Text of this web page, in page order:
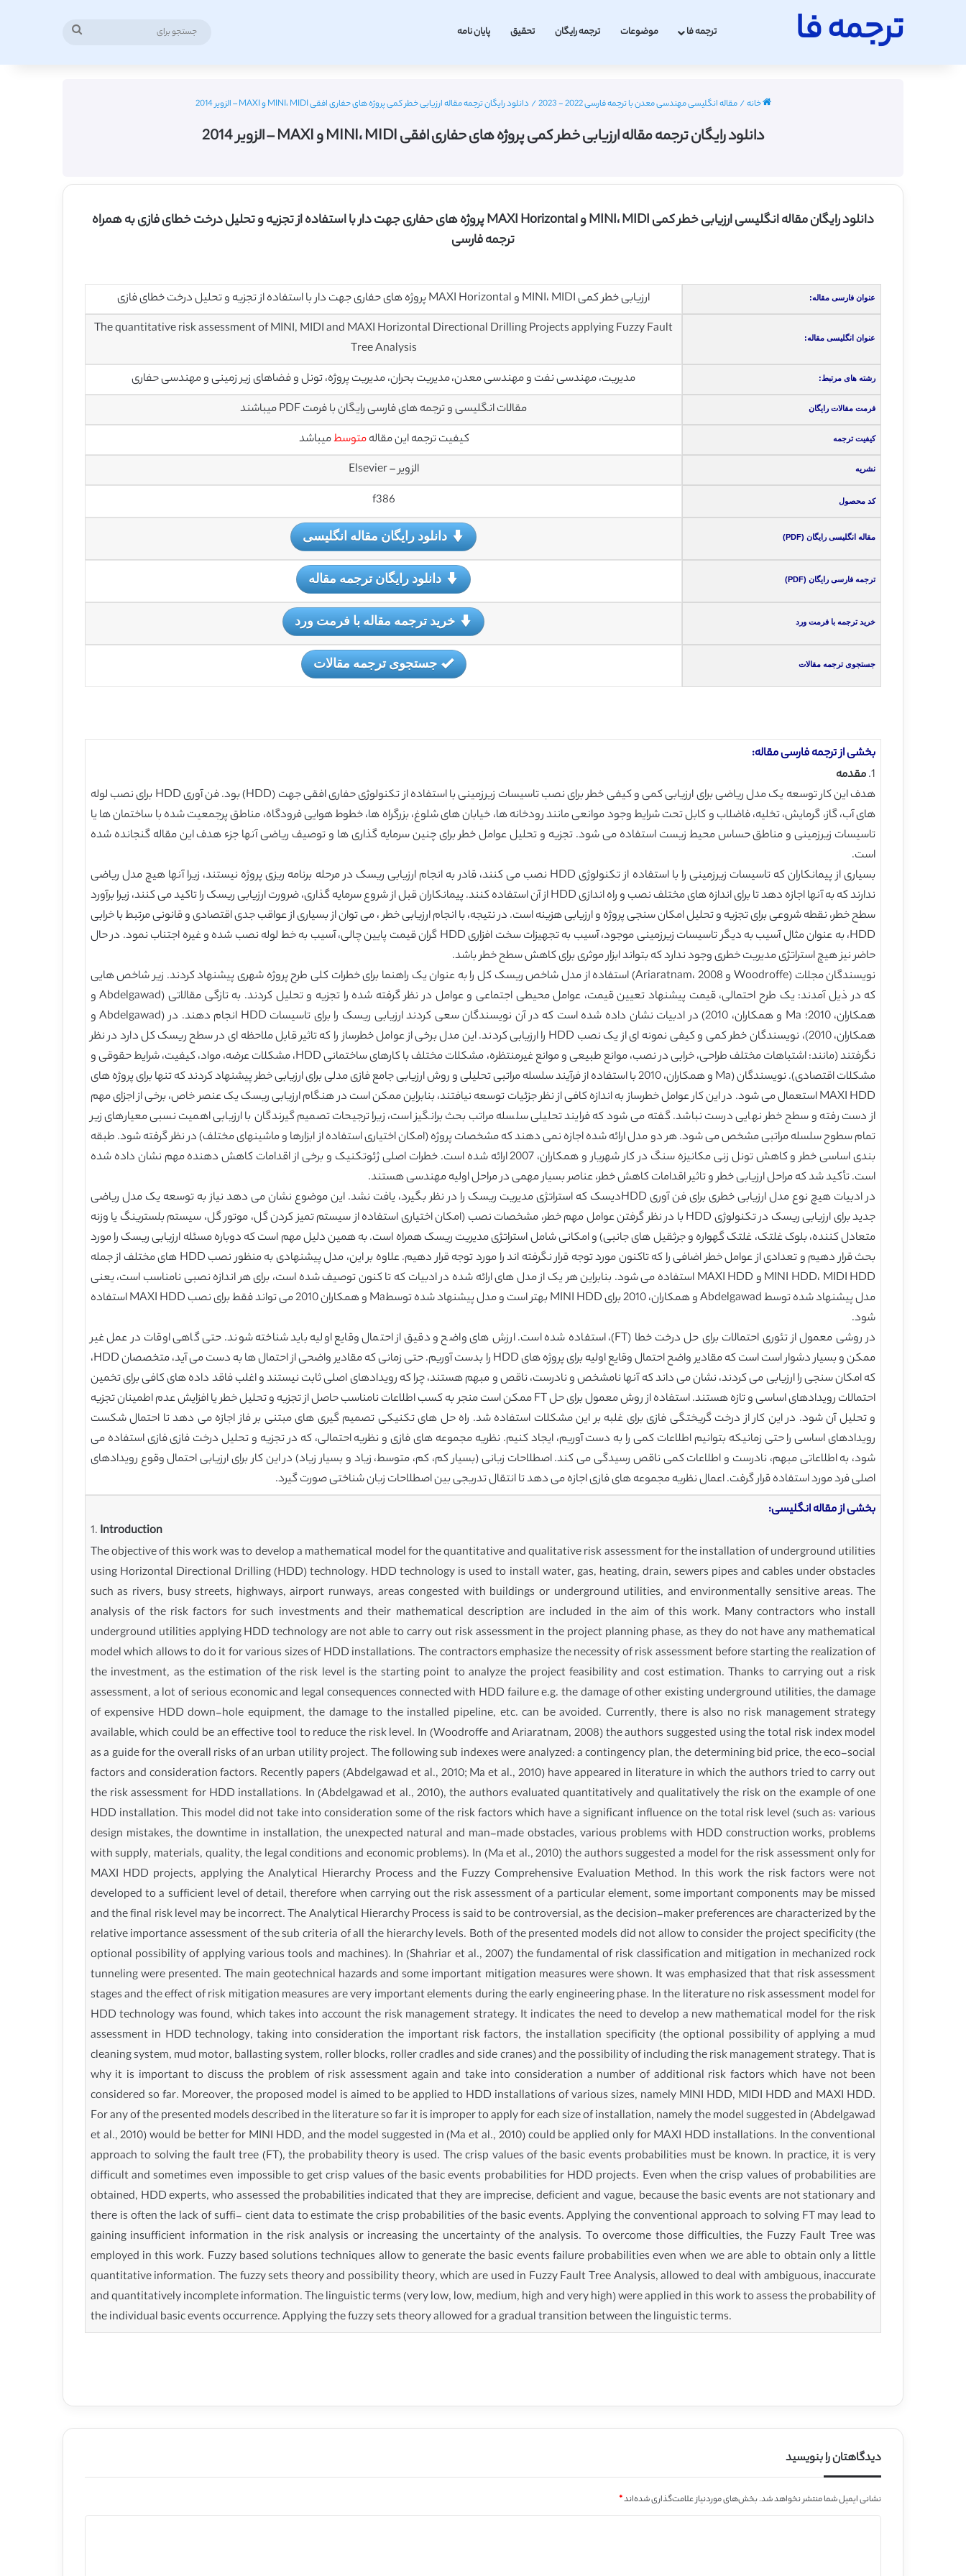
ترجمه فا ترجمه فا موضوعات ترجمه رایگان تحقیق پایان نامه
خانه/مقاله انگلیسی مهندسی معدن با ترجمه فارسی 2022 - 2023 / دانلود رایگان ترجمه مقاله ارزیابی خطر کمی پروژه های حفاری افقی MINI، MIDI و MAXI – الزویر 2014
دانلود رایگان ترجمه مقاله ارزیابی خطر کمی پروژه های حفاری افقی MINI، MIDI و MAXI – الزویر 2014
دانلود رایگان مقاله انگلیسی ارزیابی خطر کمی MINI، MIDI و MAXI Horizontal پروژه های حفاری جهت دار با استفاده از تجزیه و تحلیل درخت خطای فازی به همراه
ترجمه فارسی
عنوان فارسی مقاله: ارزیابی خطر کمی MINI، MIDI و MAXI Horizontal پروژه های حفاری جهت دار با استفاده از تجزیه و تحلیل درخت خطای فازی
عنوان انگلیسی مقاله:
The quantitative risk assessment of MINI, MIDI and MAXI Horizontal Directional Drilling Projects applying Fuzzy Fault
Tree Analysis
رشته های مرتبط: مدیریت، مهندسی نفت و مهندسی معدن، مدیریت بحران، مدیریت پروژه، تونل و فضاهای زیر زمینی و مهندسی حفاری
فرمت مقالات رایگان مقالات انگلیسی و ترجمه های فارسی رایگان با فرمت PDF میباشند
کیفیت ترجمه کیفیت ترجمه این مقالهمتوسطمیباشد
نشریه الزویر – Elsevier
کد محصول f386
مقاله انگلیسی رایگان (PDF) دانلود رایگان مقاله انگلیسی
ترجمه فارسی رایگان (PDF) دانلود رایگان ترجمه مقاله
خرید ترجمه با فرمت ورد خرید ترجمه مقاله با فرمت ورد
جستجوی ترجمه مقالات جستجوی ترجمه مقالات
بخشی از ترجمه فارسی مقاله:
1. مقدمه
هدف این کار توسعه یک مدل ریاضی برای ارزیابی کمی و کیفی خطر برای نصب تاسیسات زیرزمینی با استفاده از تکنولوژی حفاری افقی جهت (HDD) بود. فن آوری HDD برای نصب لوله
های آب، گاز، گرمایش، تخلیه، فاضلاب و کابل تحت شرایط وجود موانعی مانند رودخانه ها، خیابان های شلوغ، بزرگراه ها، خطوط هوایی فرودگاه، مناطق پرجمعیت شده با ساختمان ها یا
تاسیسات زیرزمینی و مناطق حساس محیط زیست استفاده می شود. تجزیه و تحلیل عوامل خطر برای چنین سرمایه گذاری ها و توصیف ریاضی آنها جزء هدف این مقاله گنجانده شده
است.
بسیاری از پیمانکاران که تاسیسات زیرزمینی را با استفاده از تکنولوژی HDD نصب می کنند، قادر به انجام ارزیابی ریسک در مرحله برنامه ریزی پروژه نیستند، زیرا آنها هیچ مدل ریاضی
ندارند که به آنها اجازه دهد تا برای اندازه های مختلف نصب و راه اندازی HDD از آن استفاده کنند. پیمانکاران قبل از شروع سرمایه گذاری، ضرورت ارزیابی ریسک را تاکید می کنند، زیرا برآورد
سطح خطر، نقطه شروعی برای تجزیه و تحلیل امکان سنجی پروژه و ارزیابی هزینه است. در نتیجه، با انجام ارزیابی خطر ، می توان از بسیاری از عواقب جدی اقتصادی و قانونی مرتبط با خرابی
HDD، به عنوان مثال آسیب به دیگر تاسیسات زیرزمینی موجود، آسیب به تجهیزات سخت افزاری HDD گران قیمت پایین چالی، آسیب به خط لوله نصب شده و غیره اجتناب نمود. در حال
حاضر نیز هیچ استراتژی مدیریت خطری وجود ندارد که بتواند ابزار موثری برای کاهش سطح خطر باشد.
نویسندگان مجلات (Woodroffe و Ariaratnam، 2008) استفاده از مدل شاخص ریسک کل را به عنوان یک راهنما برای خطرات کلی طرح پروژه شهری پیشنهاد کردند. زیر شاخص هایی
که در ذیل آمدند: یک طرح احتمالی، قیمت پیشنهاد تعیین قیمت، عوامل محیطی اجتماعی و عوامل در نظر گرفته شده را تجزیه و تحلیل کردند. به تازگی مقالاتی (Abdelgawad و
همکاران، 2010؛ Ma و همکاران، 2010) در ادبیات نشان داده شده است که در آن نویسندگان سعی کردند ارزیابی ریسک را برای تاسیسات HDD انجام دهند. در (Abdelgawad و
همکاران، 2010)، نویسندگان خطر کمی و کیفی نمونه ای از یک نصب HDD را ارزیابی کردند. این مدل برخی از عوامل خطرساز را که تاثیر قابل ملاحظه ای در سطح ریسک کل دارد در نظر
نگرفتند (مانند: اشتباهات مختلف طراحی، خرابی در نصب، موانع طبیعی و موانع غیرمنتظره، مشکلات مختلف با کارهای ساختمانی HDD، مشکلات عرضه، مواد، کیفیت، شرایط حقوقی و
مشکلات اقتصادی). نویسندگان (Ma و همکاران، 2010 با استفاده از فرآیند سلسله مراتبی تحلیلی و روش ارزیابی جامع فازی مدلی برای ارزیابی خطر پیشنهاد کردند که تنها برای پروژه های
MAXI HDD استعمال می شود. در این کار عوامل خطرساز به اندازه کافی از نظر جزئیات توسعه نیافتند، بنابراین ممکن است در هنگام ارزیابی ریسک یک عنصر خاص، برخی از اجزای مهم
از دست رفته و سطح خطر نهایی درست نباشد. گفته می شود که فرایند تحلیلی سلسله مراتب بحث برانگیز است، زیرا ترجیحات تصمیم گیرندگان با ارزیابی اهمیت نسبی معیارهای زیر
تمام سطوح سلسله مراتبی مشخص می شود. هر دو مدل ارائه شده اجازه نمی دهند که مشخصات پروژه (امکان اختیاری استفاده از ابزارها و ماشینهای مختلف) در نظر گرفته شود. طبقه
بندی اساسی خطر و کاهش تونل زنی مکانیزه سنگ در کار شهریار و همکاران، 2007 ارائه شده است. خطرات اصلی ژئوتکنیک و برخی از اقدامات کاهش دهنده مهم نشان داده شده
است. تأکید شد که مراحل ارزیابی خطر و تاثیر اقدامات کاهش خطر، عناصر بسیار مهمی در مراحل اولیه مهندسی هستند.
در ادبیات هیچ نوع مدل ارزیابی خطری برای فن آوری HDDدیسک که استراتژی مدیریت ریسک را در نظر بگیرد، یافت نشد. این موضوع نشان می دهد نیاز به توسعه یک مدل ریاضی
جدید برای ارزیابی ریسک در تکنولوژی HDD با در نظر گرفتن عوامل مهم خطر، مشخصات نصب (امکان اختیاری استفاده از سیستم تمیز کردن گل، موتور گل، سیستم بلسترینگ یا وزنه
متعادل کننده، بلوک غلتک، غلتک گهواره و جرثقیل های جانبی) و امکانی شامل استراتژی مدیریت ریسک همراه است. به همین دلیل مهم است که دوباره مسئله ارزیابی ریسک را مورد
بحث قرار دهیم و تعدادی از عوامل خطر اضافی را که تاکنون مورد توجه قرار نگرفته اند را مورد توجه قرار دهیم. علاوه بر این، مدل پیشنهادی به منظور نصب HDD های مختلف از جمله
MINI HDD، MIDI HDD و MAXI HDD استفاده می شود. بنابراین هر یک از مدل های ارائه شده در ادبیات که تا کنون توصیف شده است، برای هر اندازه نصبی نامناسب است، یعنی
مدل پیشنهاد شده توسط Abdelgawad و همکاران، 2010 برای MINI HDD بهتر است و مدل پیشنهاد شده توسطMa و همکاران 2010 می تواند فقط برای نصب MAXI HDD استفاده
شود.
در روشی معمول از تئوری احتمالات برای حل درخت خطا (FT)، استفاده شده است. ارزش های واضح و دقیق از احتمال وقایع اولیه باید شناخته شوند. حتی گاهی اوقات در عمل غیر
ممکن و بسیار دشوار است است که مقادیر واضح احتمال وقایع اولیه برای پروژه های HDD را بدست آوریم. حتی زمانی که مقادیر واضحی از احتمال ها به دست می آید، متخصصان HDD،
که امكان سنجی را ارزیابی می كردند، نشان می داند كه آنها نامشخص و نادرست، ناقص و مبهم هستند، چرا كه رویدادهای اصلی ثابت نیستند و اغلب فاقد داده های كافی برای تخمین
احتمالات رویدادهای اساسی و تازه هستند. استفاده از روش معمول برای حل FT ممکن است منجر به کسب اطلاعات نامناسب حاصل از تجزیه و تحلیل خطر یا افزایش عدم اطمینان تجزیه
و تحلیل آن شود. در این کار از درخت گریختگی فازی برای غلبه بر این مشکلات استفاده شد. راه حل های تکنیکی تصمیم گیری های مبتنی بر فاز اجازه می دهد تا احتمال شکست
رویدادهای اساسی را حتی زمانیکه بتوانیم اطلاعات کمی را به دست آوریم، ایجاد کنیم. نظریه مجموعه های فازی و نظریه احتمالی، که در تجزیه و تحلیل درخت فازی فازی استفاده می
شود، به اطلاعاتی مبهم، نادرست و اطلاعات کمی ناقص رسیدگی می کند. اصطلاحات زبانی (بسیار کم، کم، متوسط، زیاد و بسیار زیاد) در این کار برای ارزیابی احتمال وقوع رویدادهای
اصلی فرد مورد استفاده قرار گرفت. اعمال نظریه مجموعه های فازی اجازه می دهد تا انتقال تدریجی بین اصطلاحات زبان شناختی صورت گیرد.
بخشی از مقاله انگلیسی:
1. Introduction
The objective of this work was to develop a mathematical model for the quantitative and qualitative risk assessment for the installation of underground utilities
using Horizontal Directional Drilling (HDD) technology. HDD technology is used to install water, gas, heating, drain, sewers pipes and cables under obstacles
such as rivers, busy streets, highways, airport runways, areas congested with buildings or underground utilities, and environmentally sensitive areas. The
analysis of the risk factors for such investments and their mathematical description are included in the aim of this work. Many contractors who install
underground utilities applying HDD technology are not able to carry out risk assessment in the project planning phase, as they do not have any mathematical
model which allows to do it for various sizes of HDD installations. The contractors emphasize the necessity of risk assessment before starting the realization of
the investment, as the estimation of the risk level is the starting point to analyze the project feasibility and cost estimation. Thanks to carrying out a risk
assessment, a lot of serious economic and legal consequences connected with HDD failure e.g. the damage of other existing underground utilities, the damage
of expensive HDD down-hole equipment, the damage to the installed pipeline, etc. can be avoided. Currently, there is also no risk management strategy
available, which could be an effective tool to reduce the risk level. In (Woodroffe and Ariaratnam, 2008) the authors suggested using the total risk index model
as a guide for the overall risks of an urban utility project. The following sub indexes were analyzed: a contingency plan, the determining bid price, the eco-social
factors and consideration factors. Recently papers (Abdelgawad et al., 2010; Ma et al., 2010) have appeared in literature in which the authors tried to carry out
the risk assessment for HDD installations. In (Abdelgawad et al., 2010), the authors evaluated quantitatively and qualitatively the risk on the example of one
HDD installation. This model did not take into consideration some of the risk factors which have a significant influence on the total risk level (such as: various
design mistakes, the downtime in installation, the unexpected natural and man-made obstacles, various problems with HDD construction works, problems
with supply, materials, quality, the legal conditions and economic problems). In (Ma et al., 2010) the authors suggested a model for the risk assessment only for
MAXI HDD projects, applying the Analytical Hierarchy Process and the Fuzzy Comprehensive Evaluation Method. In this work the risk factors were not
developed to a sufficient level of detail, therefore when carrying out the risk assessment of a particular element, some important components may be missed
and the final risk level may be incorrect. The Analytical Hierarchy Process is said to be controversial, as the decision-maker preferences are characterized by the
relative importance assessment of the sub criteria of all the hierarchy levels. Both of the presented models did not allow to consider the project specificity (the
optional possibility of applying various tools and machines). In (Shahriar et al., 2007) the fundamental of risk classification and mitigation in mechanized rock
tunneling were presented. The main geotechnical hazards and some important mitigation measures were shown. It was emphasized that that risk assessment
stages and the effect of risk mitigation measures are very important elements during the early engineering phase. In the literature no risk assessment model for
HDD technology was found, which takes into account the risk management strategy. It indicates the need to develop a new mathematical model for the risk
assessment in HDD technology, taking into consideration the important risk factors, the installation specificity (the optional possibility of applying a mud
cleaning system, mud motor, ballasting system, roller blocks, roller cradles and side cranes) and the possibility of including the risk management strategy. That is
why it is important to discuss the problem of risk assessment again and take into consideration a number of additional risk factors which have not been
considered so far. Moreover, the proposed model is aimed to be applied to HDD installations of various sizes, namely MINI HDD, MIDI HDD and MAXI HDD.
For any of the presented models described in the literature so far it is improper to apply for each size of installation, namely the model suggested in (Abdelgawad
et al., 2010) would be better for MINI HDD, and the model suggested in (Ma et al., 2010) could be applied only for MAXI HDD installations. In the conventional
approach to solving the fault tree (FT), the probability theory is used. The crisp values of the basic events probabilities must be known. In practice, it is very
difficult and sometimes even impossible to get crisp values of the basic events probabilities for HDD projects. Even when the crisp values of probabilities are
obtained, HDD experts, who assessed the probabilities indicated that they are imprecise, deficient and vague, because the basic events are not stationary and
there is often the lack of suffi- cient data to estimate the crisp probabilities of the basic events. Applying the conventional approach to solving FT may lead to
gaining insufficient information in the risk analysis or increasing the uncertainty of the analysis. To overcome those difficulties, the Fuzzy Fault Tree was
employed in this work. Fuzzy based solutions techniques allow to generate the basic events failure probabilities even when we are able to obtain only a little
quantitative information. The fuzzy sets theory and possibility theory, which are used in Fuzzy Fault Tree Analysis, allowed to deal with ambiguous, inaccurate
and quantitatively incomplete information. The linguistic terms (very low, low, medium, high and very high) were applied in this work to assess the probability of
the individual basic events occurrence. Applying the fuzzy sets theory allowed for a gradual transition between the linguistic terms.
دیدگاهتان را بنویسید
نشانی ایمیل شما منتشر نخواهد شد.بخش‌های موردنیاز علامت‌گذاری شده‌اند*